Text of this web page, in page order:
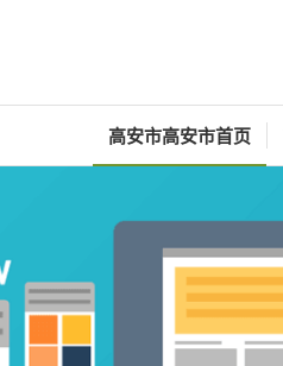
高安市高安市首页